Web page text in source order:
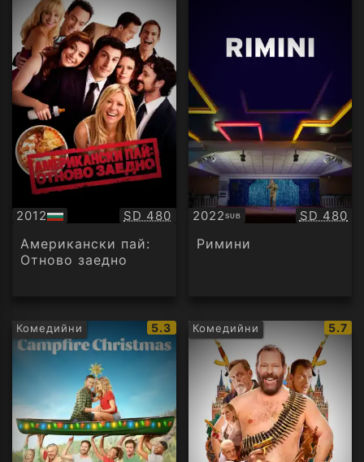
2012
БГ
аудио
Качество:
SD 480
Американски пай:
Отново заедно
2022SUB
Субтитри SD 480
Римини
Комедийни
IMDb
рейтинг:
5.3 Комедийни
IMDb
5.7